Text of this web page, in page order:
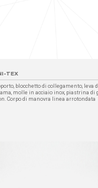
TEX
blocchetto di collegamento, leva
molle in acciaio inox, piastrina di
Corpo di manovra linea arrotondata